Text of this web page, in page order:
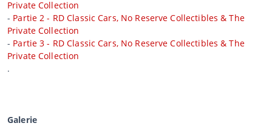
Private Collection
- Partie 2 - RD Classic Cars, No Reserve Collectibles & The
Private Collection
- Partie 3 - RD Classic Cars, No Reserve Collectibles & The
Private Collection
.
Galerie